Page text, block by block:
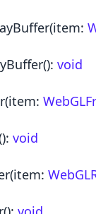
(item:
(): void
(item:
: void
(item: